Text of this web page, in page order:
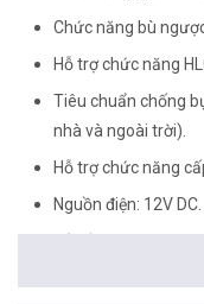
Chức năng bù
Hỗ trợ chức năng
Tiêu chuẩn chống
nhà và ngoài trời).
Hỗ trợ chức năng
Nguồn điện: 12V DC.